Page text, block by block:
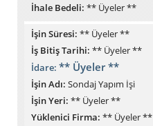
İhale Bedeli:** Üyeler **
İşin Süresi: ** Üyeler **
İş Bitiş Tarihi: ** Üyeler **
İdare: ** Üyeler **
İşin Adı: Sondaj Yapım İşi
İşin Yeri: ** Üyeler **
Yüklenici Firma: ** Üyeler **